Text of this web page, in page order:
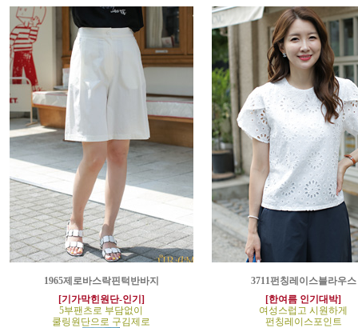
1965제로바스락핀턱반바지
[기가막힌원단-인기]
5부팬츠로 부담없이
쿨링원단으로 구김제로
3711펀칭레이스블라우스
[한여름 인기대박]
여성스럽고 시원하게
펀칭레이스포인트